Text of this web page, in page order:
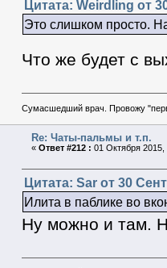
Цитата: Weirdling от
Это слишком просто.
Что же будет с
Сумасшедший врач. Провожу
Re: Чаты-пальмы и т.п.
«Ответ #212 : 01 Октября 2015,
Цитата: Sar от 30
Илита в паблике во
Ну можно и там.